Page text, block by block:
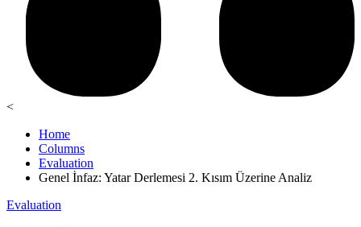
<
Home
Columns
Evaluation
Genel İnfaz: Yatar Derlemesi 2. Kısım Üzerine Analiz
Evaluation